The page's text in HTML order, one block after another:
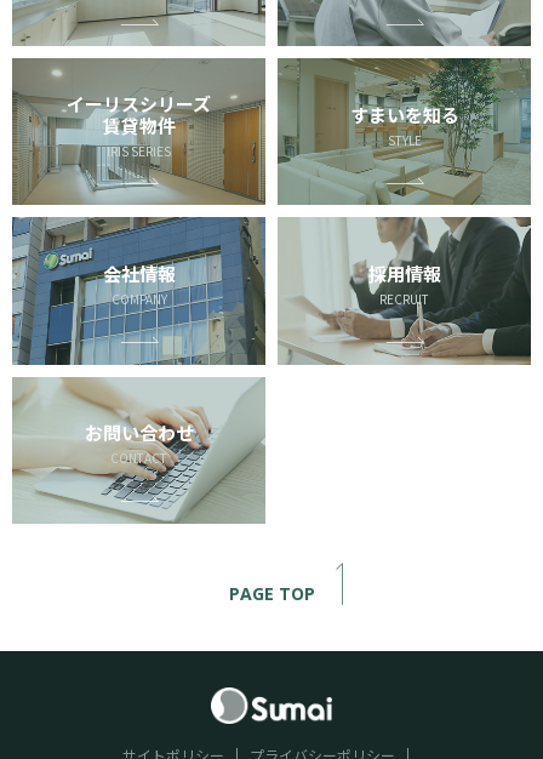
イーリスシリーズ
賃貸物件
IRIS SERIES
すまいを知る
STYLE
会社情報
COMPANY
採用情報
RECRUIT
お問い合わせ
CONTACT
PAGE TOP